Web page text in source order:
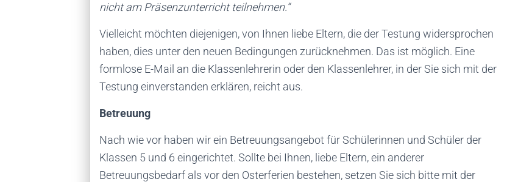
nicht am Präsenzunterricht teilnehmen.“
Vielleicht möchten diejenigen, von Ihnen liebe Eltern, die der Testung widersprochen
haben, dies unter den neuen Bedingungen zurücknehmen. Das ist möglich. Eine
formlose E-Mail an die Klassenlehrerin oder den Klassenlehrer, in der Sie sich mit der
Testung einverstanden erklären, reicht aus.
Betreuung
Nach wie vor haben wir ein Betreuungsangebot für Schülerinnen und Schüler der
Klassen 5 und 6 eingerichtet. Sollte bei Ihnen, liebe Eltern, ein anderer
Betreuungsbedarf als vor den Osterferien bestehen, setzen Sie sich bitte mit der